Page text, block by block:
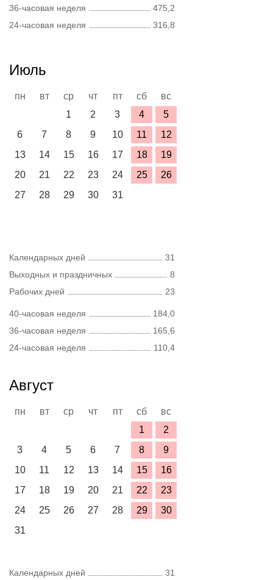
36-часовая неделя
475,2
24-часовая неделя
316,8
Июль
пн вт ср чт пт сб
вс
1
2 3 4
5
6
7 8 9 10 11
12
13
14 15 16 17 18
19
20
21 22 23 24 25
26
27
28 29 30 31
Календарных дней
31
Выходных и праздничных
8
Рабочих дней
23
40-часовая неделя
184,0
36-часовая неделя
165,6
24-часовая неделя
110,4
Август
пн вт ср чт пт сб
вс
1
2
3
4 5 6 7 8
9
10
11 12 13 14 15
16
17
18 19 20 21 22
23
24
25 26 27 28 29
30
31
Календарных дней
31